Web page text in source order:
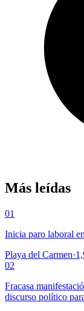
Más leídas
01
Inicia paro laboral
Playa del Carmen·
02
Fracasa
discurso político